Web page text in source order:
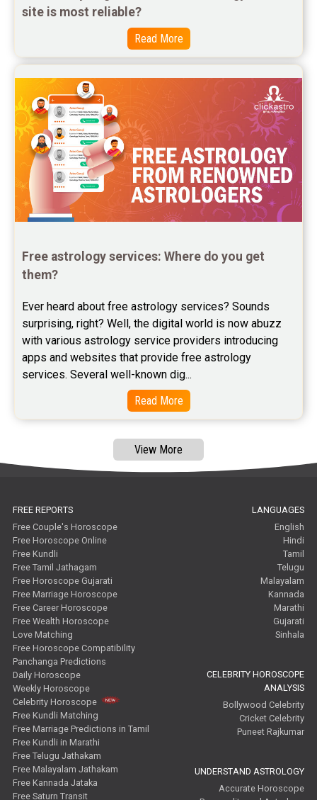
Stock Market Predictions Reviews
Free Wealth Horoscope Reviews
Free Marriage Horoscope Reviews
Free Star Horoscope Reviews
Baby Names Reviews
Free Chinese Horoscope Reviews
Free Chinese Compatibility Reviews
Free Panchanga Predictions Reviews
Astrology Consultancy Reviews
Free Janam Kundali Reviews
Free Astrology Reviews
Free Tamil Jathagam Reviews
site is most reliable?
Read More
Free astrology services: Where do you get
them?
Ever heard about free astrology services? Sounds
surprising, right? Well, the digital world is now abuzz
with various astrology service providers introducing
apps and websites that provide free astrology
services. Several well-known dig...
Read More
View More
FREE REPORTS
Free Couple's Horoscope
Free Horoscope Online
Free Kundli
Free Tamil Jathagam
Free Horoscope Gujarati
Free Marriage Horoscope
Free Career Horoscope
Free Wealth Horoscope
Love Matching
Free Horoscope Compatibility
Panchanga Predictions
Daily Horoscope
Weekly Horoscope
Celebrity Horoscope
Free Kundli Matching
Free Marriage Predictions in Tamil
Free Kundli in Marathi
Free Telugu Jathakam
Free Malayalam Jathakam
Free Kannada Jataka
Free Saturn Transit
LANGUAGES
English
Hindi
Tamil
Telugu
Malayalam
Kannada
Marathi
Gujarati
Sinhala
CELEBRITY HOROSCOPE
ANALYSIS
Bollywood Celebrity
Cricket Celebrity
Puneet Rajkumar
UNDERSTAND ASTROLOGY
Accurate Horoscope